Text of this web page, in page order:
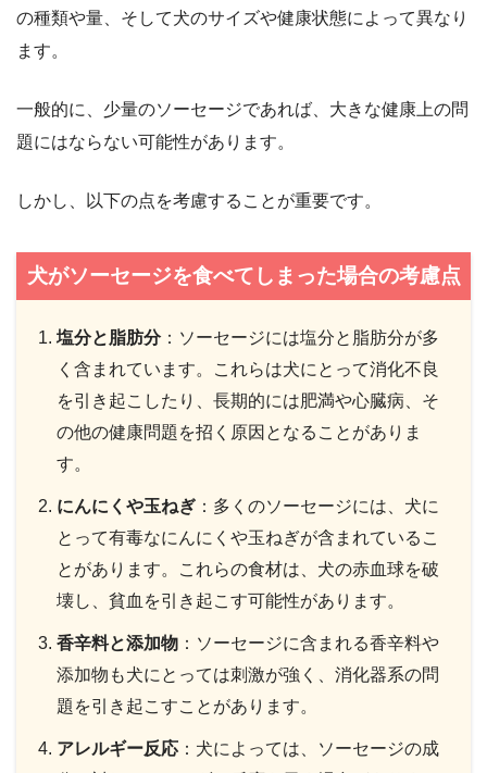
の種類や量、そして犬のサイズや健康状態によって異なり
ます。
一般的に、少量のソーセージであれば、大きな健康上の問
題にはならない可能性があります。
しかし、以下の点を考慮することが重要です。
犬がソーセージを食べてしまった場合の考慮点
塩分と脂肪分：ソーセージには塩分と脂肪分が多
く含まれています。これらは犬にとって消化不良
を引き起こしたり、長期的には肥満や心臓病、そ
の他の健康問題を招く原因となることがありま
す。
にんにくや玉ねぎ ：多くのソーセージには、犬に
とって有毒なにんにくや玉ねぎが含まれているこ
とがあります。これらの食材は、犬の赤血球を破
壊し、貧血を引き起こす可能性があります。
香辛料と添加物 ：ソーセージに含まれる香辛料や
添加物も犬にとっては刺激が強く、消化器系の問
題を引き起こすことがあります。
アレルギー反応 ：犬によっては、ソーセージの成